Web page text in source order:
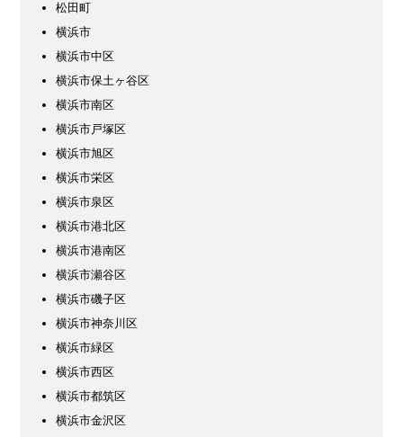
松田町
横浜市
横浜市中区
横浜市保土ヶ谷区
横浜市南区
横浜市戸塚区
横浜市旭区
横浜市栄区
横浜市泉区
横浜市港北区
横浜市港南区
横浜市瀬谷区
横浜市磯子区
横浜市神奈川区
横浜市緑区
横浜市西区
横浜市都筑区
横浜市金沢区